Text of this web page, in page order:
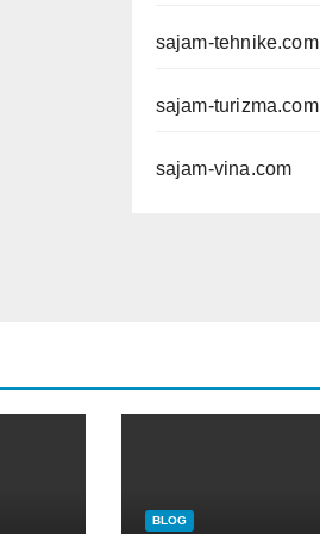
sajam-tehnike.com
sajam-turizma.com
sajam-vina.com
BLOG